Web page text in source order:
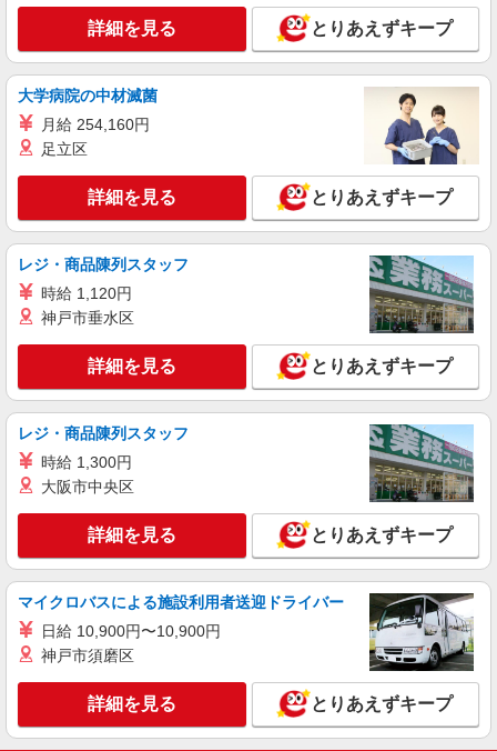
給（規定あり） ゜+゜・。○。・゜+゜・。
○。・゜+゜ 入社祝い金10万円支給(規定有) お友達
を紹介頂くと, インセンティブ支給(規定有) ゜・。
○。・゜+゜・。○。・゜+゜
愛知県春日井市の楽天モバイルショップ
キープ 詳細を見る
派遣社員
株式会社シエロ
【ソフトバンク】の店舗スタッフ
時給1500円〜1600円（経験・能力による） ※
残業代支給 ★交通費別途支給（規定あり） ゜
+゜・。○。・゜+゜・。○。・゜+゜ 入社祝い金10
万円支給(規定有) お友達を紹介頂くと, インセンテ
有）★ ゜・。○。・゜+゜・。○。・゜+゜
愛知県春日井市のsoftbankショップ
キープ 詳細を見る
【ワイモバイル】の店舗スタッフ
時給1500円〜1600円（経験・能力による） ※
残業代支給 ★交通費別途支給（規定あり） ゜
+゜・。○。・゜+゜・。○。・゜+゜ 入社祝い金10
ィブ支給(規定有) ★月2回払い・週払い可能（規程
有）★ ゜・。○。・゜+゜・。○。・゜+゜
愛知県春日井市のY！mobileショップ
キープ 詳細を見る
詳細を見る とりあえずキープ
大学病院の中材滅菌
月給 254,160円
足立区
詳細を見る とりあえずキープ
レジ・商品陳列スタッフ
時給 1,120円
神戸市垂水区
詳細を見る とりあえずキープ
レジ・商品陳列スタッフ
時給 1,300円
大阪市中央区
詳細を見る とりあえずキープ
マイクロバスによる施設利用者送迎ドライバー
日給 10,900円〜10,900円
神戸市須磨区
詳細を見る とりあえずキープ